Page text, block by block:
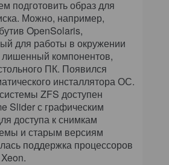
подготовить образ для
Можно, например,
OpenSolaris,
для работы в окружении
компонентов,
ПК. Появился
инсталлятора ОС.
ZFS доступен
Slider с графическим
доступа к снимкам
и старым версиям
поддержка процессоров